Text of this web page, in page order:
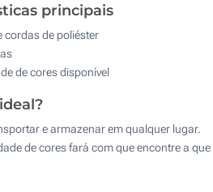
principais
cordas de poliéster
de cores disponível
e armazenar em qualquer lugar.
de cores fará com que encontre a